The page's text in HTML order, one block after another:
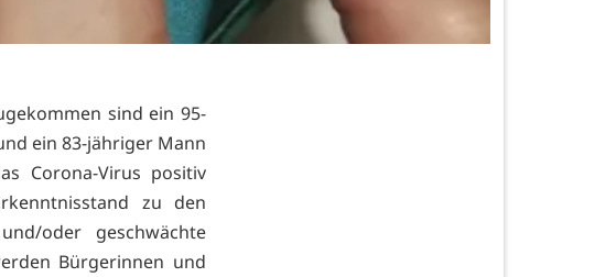
sind ein 95-
ein 83-jähriger Mann
Corona-Virus positiv
zu den
oder geschwächte
Bürgerinnen und